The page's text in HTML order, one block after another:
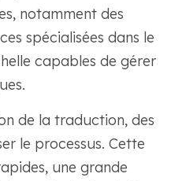
notamment des
spécialisées dans le
capables de gérer
de la traduction, des
le processus. Cette
une grande